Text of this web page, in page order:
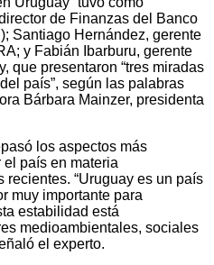
de Finanzas del Banco
Santiago Hernández, gerente
y Fabián Ibarburu, gerente
que presentaron “tres miradas
país”, según las palabras
Bárbara Mainzer, presidenta
los aspectos más
país en materia
“Uruguay es un país
muy importante para
estabilidad está
medioambientales, sociales
el experto.